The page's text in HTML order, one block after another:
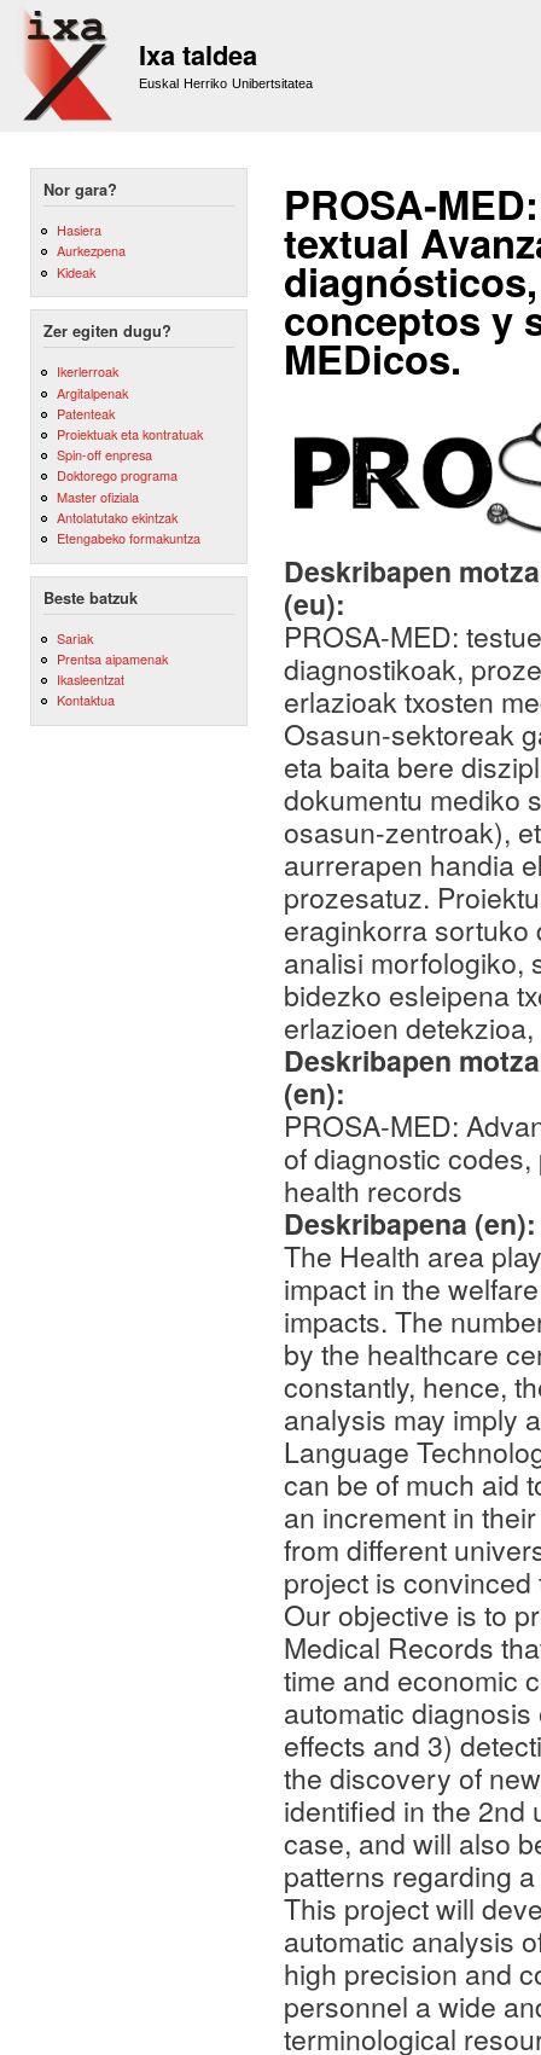
Ixa taldea
Euskal Herriko Unibertsitatea
Nor gara?
Hasiera
Aurkezpena
Kideak
Zer egiten dugu?
Ikerlerroak
Argitalpenak
Patenteak
Proiektuak eta kontratuak
Spin-off enpresa
Doktorego programa
Master ofiziala
Antolatutako ekintzak
Etengabeko formakuntza
Beste batzuk
Sariak
Prentsa aipamenak
Ikasleentzat
Kontaktua
PROSA-
textual
conceptos y
MEDicos.
Deskribapen
(eu):
PROSA-MED:
diagnostikoak,
erlazioak txosten
Osasun-sektoreak
eta baita bere
dokumentu mediko
osasun-zentroak),
aurrerapen handia
prozesatuz.
eraginkorra sortuko
analisi morfologiko,
bidezko esleipena
erlazioen
Deskribapen
(en):
PROSA-MED:
of diagnostic
health records
Deskribapena
The Health area
impact in the
impacts. The
by the healthcare
constantly, hence,
analysis may imply
Language
can be of much aid
an increment in
from different
project is
Our objective is to
Medical Records
time and economic
automatic
effects and 3)
the discovery of
identified in the 2nd
case, and will also
patterns regarding
This project will
automatic analysis
high precision and
personnel a wide
terminological